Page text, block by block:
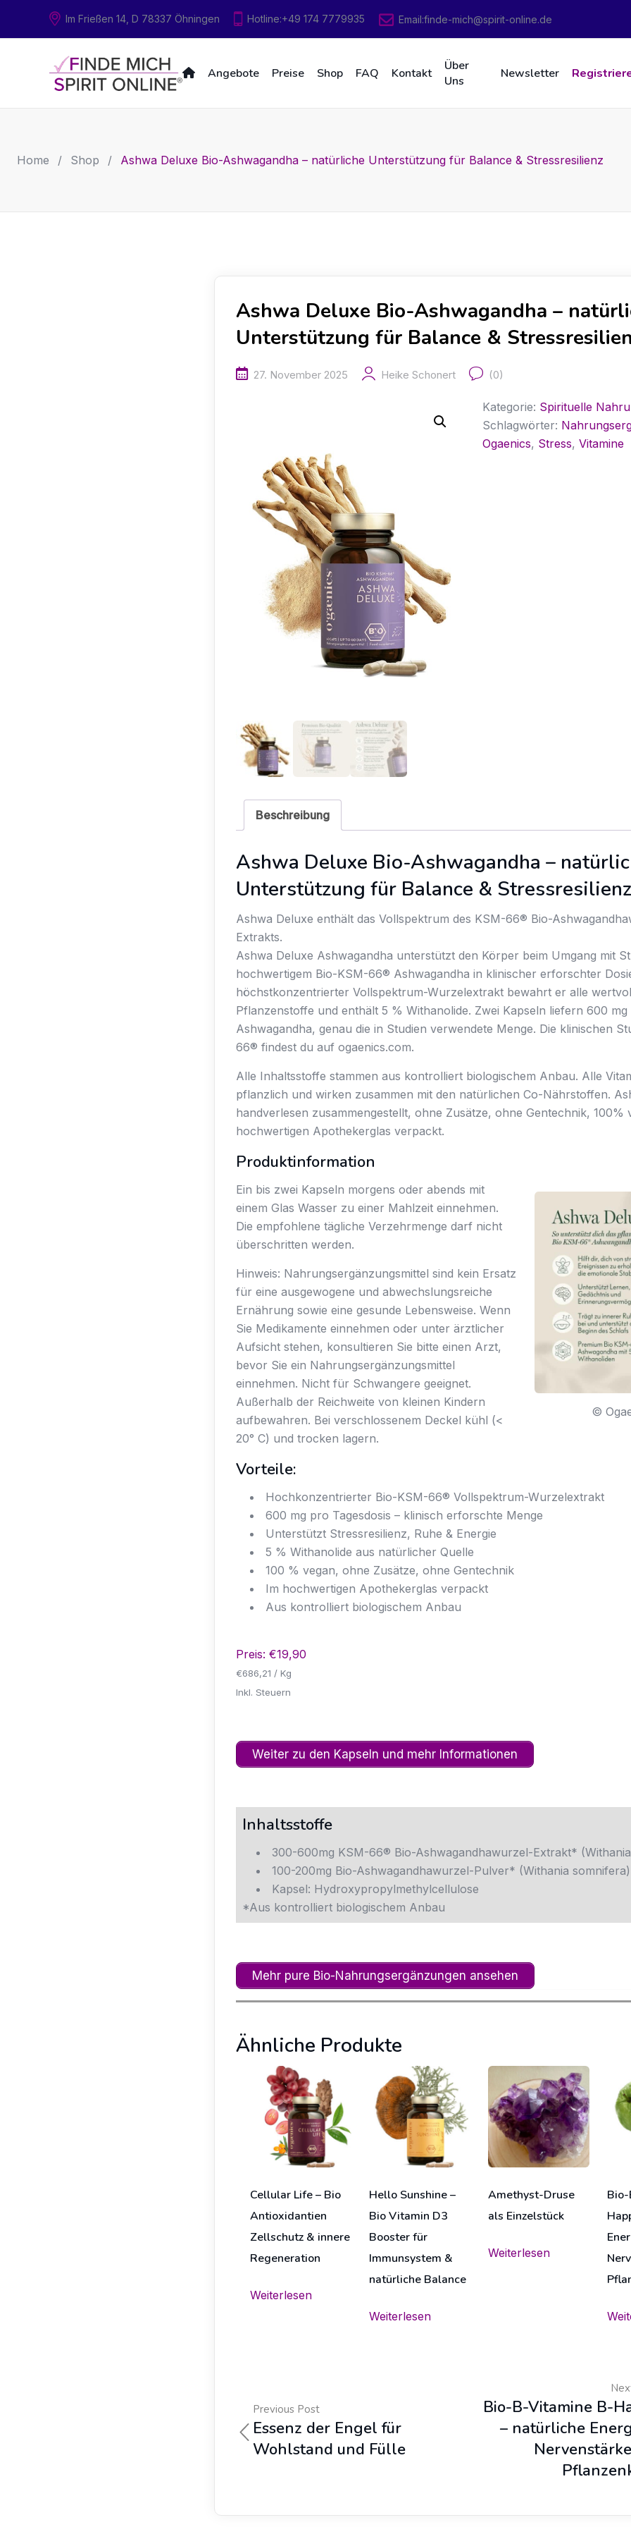
Im Frießen 14, D 78337 Öhningen Hotline:+49 174 7779935 Email:finde-mich@spirit-online.de
Angebote Preise Shop FAQ Kontakt
Über
Uns
Newsletter
Home / Shop / Ashwa Deluxe Bio-Ashwagandha – natürliche Unterstützung für Balance & Stressresilienz
Ashwa Deluxe Bio-Ashwagandha –
Unterstützung für Balance &
27. November 2025 Heike Schonert (0)
Kategorie: Spirituelle
Schlagwörter:
Ogaenics, Stress,Vitamine
Beschreibung
Ashwa Deluxe Bio-Ashwagandha –
Unterstützung für Balance & Stressresilienz
Ashwa Deluxe enthält das Vollspektrum des KSM-66® Bio-
Extrakts.
Ashwa Deluxe Ashwagandha unterstützt den Körper beim Umgang mit
hochwertigem Bio-KSM-66® Ashwagandha in klinischer erforschter
höchstkonzentrierter Vollspektrum-Wurzelextrakt bewahrt er alle
Pflanzenstoffe und enthält 5 % Withanolide. Zwei Kapseln liefern 600
Ashwagandha, genau die in Studien verwendete Menge. Die klinischen
66® findest du auf ogaenics.com.
Alle Inhaltsstoffe stammen aus kontrolliert biologischem Anbau. Alle
pflanzlich und wirken zusammen mit den natürlichen Co-Nährstoffen.
handverlesen zusammengestellt, ohne Zusätze, ohne Gentechnik, 100%
hochwertigen Apothekerglas verpackt.
Produktinformation
©
Ein bis zwei Kapseln morgens oder abends mit
einem Glas Wasser zu einer Mahlzeit einnehmen.
Die empfohlene tägliche Verzehrmenge darf nicht
überschritten werden.
Hinweis: Nahrungsergänzungsmittel sind kein Ersatz
für eine ausgewogene und abwechslungsreiche
Ernährung sowie eine gesunde Lebensweise. Wenn
Sie Medikamente einnehmen oder unter ärztlicher
Aufsicht stehen, konsultieren Sie bitte einen Arzt,
bevor Sie ein Nahrungsergänzungsmittel
einnehmen. Nicht für Schwangere geeignet.
Außerhalb der Reichweite von kleinen Kindern
aufbewahren. Bei verschlossenem Deckel kühl (<
20° C) und trocken lagern.
Vorteile:
Hochkonzentrierter Bio-KSM-66® Vollspektrum-Wurzelextrakt
600 mg pro Tagesdosis – klinisch erforschte Menge
Unterstützt Stressresilienz, Ruhe & Energie
5 % Withanolide aus natürlicher Quelle
100 % vegan, ohne Zusätze, ohne Gentechnik
Im hochwertigen Apothekerglas verpackt
Aus kontrolliert biologischem Anbau
Preis: €19,90
€686,21 / Kg
Inkl. Steuern
Weiter zu den Kapseln und mehr Informationen
Inhaltsstoffe
300-600mg KSM-66® Bio-Ashwagandhawurzel-Extrakt*
100-200mg Bio-Ashwagandhawurzel-Pulver* (Withania somnifera)
Kapsel: Hydroxypropylmethylcellulose
*Aus kontrolliert biologischem Anbau
Mehr pure Bio-Nahrungsergänzungen ansehen
Ähnliche Produkte
Cellular Life – Bio
Antioxidantien
Zellschutz & innere
Regeneration
Weiterlesen
Hello Sunshine –
Bio Vitamin D3
Booster für
Immunsystem &
natürliche Balance
Weiterlesen
Amethyst-Druse
als Einzelstück
Weiterlesen
Previous Post
Essenz der Engel für
Wohlstand und Fülle
Bio-B-Vitamine B-
– natürliche